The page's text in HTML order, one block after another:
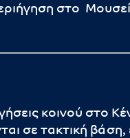
στο
κοινού στο
σε τακτική βάση,